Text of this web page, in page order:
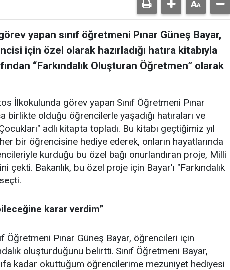
yapan sınıf öğretmeni Pınar Güneş Bayar,
için özel olarak hazırladığı hatıra kitabıyla
“Farkındalık Oluşturan Öğretmen” olarak
İlkokulunda görev yapan Sınıf Öğretmeni Pınar
birlikte olduğu öğrencilerle yaşadığı hatıraları ve
adlı kitapta topladı. Bu kitabı geçtiğimiz yıl
bir öğrencisine hediye ederek, onların hayatlarında
kurduğu bu özel bağı onurlandıran proje, Milli
çekti. Bakanlık, bu özel proje için Bayar'ı "Farkındalık
karar verdim”
Öğretmeni Pınar Güneş Bayar, öğrencileri için
oluşturduğunu belirtti. Sınıf Öğretmeni Bayar,
kadar okuttuğum öğrencilerime mezuniyet hediyesi